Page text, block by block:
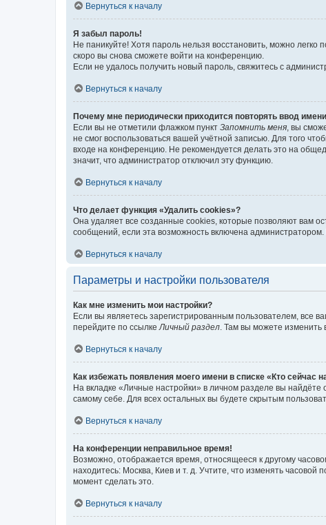
Вернуться к началу
Я забыл пароль!
Не паникуйте! Хотя пароль нельзя восстановить, можно
скоро вы снова сможете войти на конференцию.
Если не удалось получить новый пароль, свяжитесь с
Вернуться к началу
Почему мне периодически приходится повторять ввод
Если вы не отметили флажком пункт Запомнить меня , вы
не смог воспользоваться вашей учётной записью. Для того
входе на конференцию. Не рекомендуется делать это на
значит, что администратор отключил эту функцию.
Вернуться к началу
Что делает функция «Удалить cookies»?
Она удаляет все созданные cookies, которые позволяют вам
сообщений, если эта возможность включена
Вернуться к началу
Параметры и настройки пользователя
Как мне изменить мои настройки?
Если вы являетесь зарегистрированным пользователем, все
перейдите по ссылке Личный раздел . Там вы можете изменить
Вернуться к началу
Как избежать появления моего имени в списке «Кто сейчас
На вкладке «Личные настройки» в личном разделе вы найдёте
самому себе. Для всех остальных вы будете скрытым
Вернуться к началу
На конференции неправильное время!
Возможно, отображается время, относящееся к другому
находитесь: Москва, Киев и т. д. Учтите, что изменять часовой
момент сделать это.
Вернуться к началу